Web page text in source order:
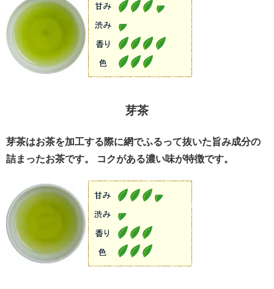
芽茶
芽茶はお茶を加工する際に網でふるって抜いた旨み成分の
詰まったお茶です。 コクがある濃い味が特徴です。